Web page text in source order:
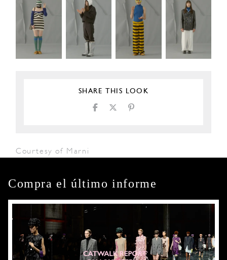
SHARE THIS LOOK
Courtesy of Marni
Compra el último informe